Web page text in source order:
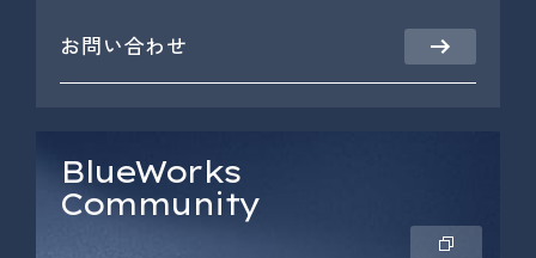
お問い合わせ
BlueWorks
Community